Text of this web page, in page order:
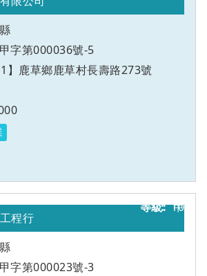
字第000036號-5
】鹿草鄉鹿草村長壽路273號
10
程行
字第000023號-3
甲